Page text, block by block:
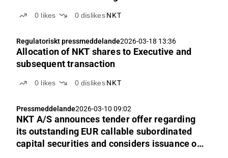
0 likes 0 dislikes NKT
Regulatoriskt pressmeddelande2026-03-18 13:36
Allocation of NKT shares to Executive and
subsequent transaction
0 likes 0 dislikes NKT
Pressmeddelande2026-03-10 09:02
NKT A/S announces tender offer regarding
its outstanding EUR callable subordinated
capital securities and considers issuance of